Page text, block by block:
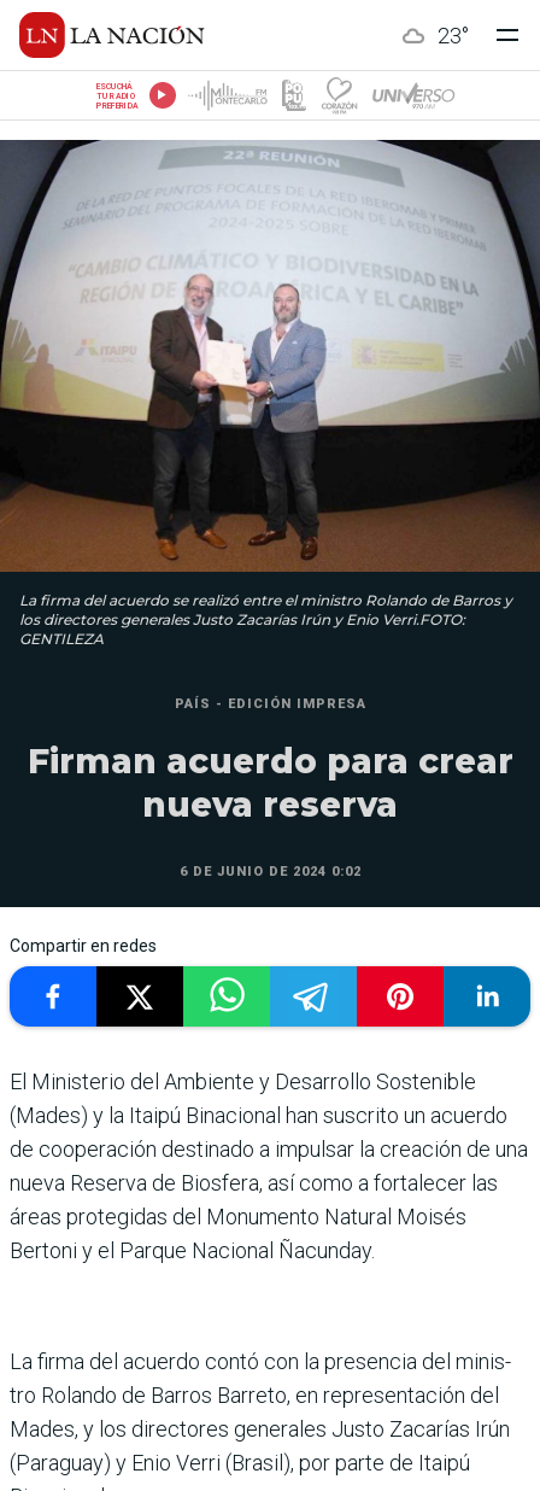
23°
ESCUCHÁ
TU RADIO
PREFERIDA
La firma del acuerdo se realizó entre el ministro Rolando de Barros y
los directores generales Justo Zacarías Irún y Enio Verri.FOTO:
GENTILEZA
PAÍS - EDICIÓN IMPRESA
Firman acuerdo para crear
nueva reserva
6 DE JUNIO DE 2024 0:02
Compartir en redes
El Ministerio del Ambiente y Desarrollo Sostenible
(Mades) y la Itaipú Binacio­nal han suscrito un acuerdo
de cooperación destinado a impulsar la creación de una
nueva Reserva de Biosfera, así como a fortalecer las
áreas protegidas del Monumento Natural Moisés
Bertoni y el Parque Nacional Ñacunday.
La firma del acuerdo contó con la presencia del minis­
tro Rolando de Barros Barreto, en representación del
Mades, y los directores generales Justo Zacarías Irún
(Paraguay) y Enio Verri (Brasil), por parte de Itaipú